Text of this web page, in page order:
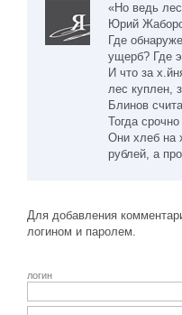
«Но ведь
Юрий
Где
ущерб? Где
И что за
лес куплен,
Блинов
Тогда
Они хлеб на
рублей, а
Для добавления
логином и паролем.
логин